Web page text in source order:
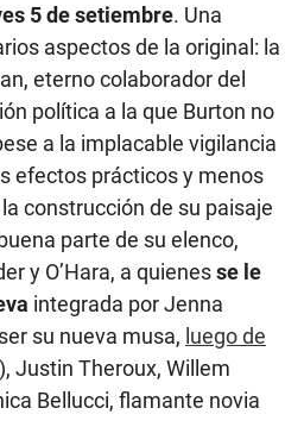
5 de setiembre. Una
aspectos de la original: la
eterno colaborador del
política a la que Burton no
a la implacable vigilancia
efectos prácticos y menos
construcción de su paisaje
parte de su elenco,
y O’Hara, a quienesse le
integrada por Jenna
su nueva musa, luego de
), Justin Theroux, Willem
Bellucci, flamante novia